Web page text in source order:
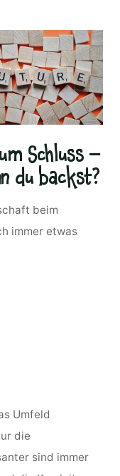
Schluss –
du backst?
beim
immer etwas
Umfeld
die
sind immer